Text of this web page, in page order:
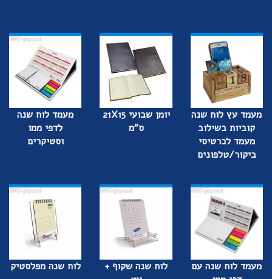
מעמד עץ לוח שנה
קוביות בשילוב
מעמד לכרטיסי
ביקור/טלפונים
יומן שבועי 21X15
ס"מ
מעמד לוח שנה
לדפי ממו
וסטיקרים
מעמד לוח שנה עם
לוח שנה שקוף +
לוח שנה מפלסטיק